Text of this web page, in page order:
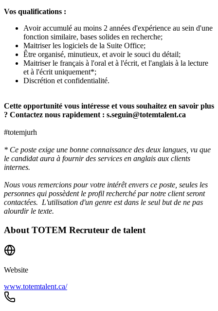
Vos qualifications :
Avoir accumulé au moins 2 années d'expérience au sein d'une
fonction similaire, bases solides en recherche;
Maitriser les logiciels de la Suite Office;
Être organisé, minutieux, et avoir le souci du détail;
Maitriser le français à l'oral et à l'écrit, et l'anglais à la lecture
et à l'écrit uniquement*;
Discrétion et confidentialité.
Cette opportunité vous intéresse et vous souhaitez en savoir plus
? Contactez nous rapidement : s.seguin@totemtalent.ca
#totemjurh
* Ce poste exige une bonne connaissance des deux langues, vu que
le candidat aura à fournir des services en anglais aux clients
internes.
Nous vous remercions pour votre intérêt envers ce poste, seules les
personnes qui possèdent le profil recherché par notre client seront
contactées. L'utilisation d'un genre est dans le seul but de ne pas
alourdir le texte.
About TOTEM Recruteur de talent
Website
www.totemtalent.ca/